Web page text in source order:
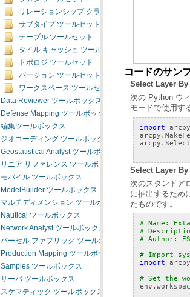
リレーションシップ クラス ツールセット
サブタイプ ツールセット
テーブル ツールセット
タイル キャッシュ ツールセット
トポロジ ツールセット
バージョン ツールセット
ワークスペース ツールセット
Data Reviewer ツールボックス
Defense Mapping ツールボックス
編集ツールボックス
ジオコーディング ツールボックス
Geostatistical Analyst ツールボックス
リニア リファレンス ツールボックス
モバイル ツールボックス
ModelBuilder ツールボックス
マルチディメンション ツールボックス
Nautical ツールボックス
Network Analyst ツールボックス
パーセル ファブリック ツールボックス
Production Mapping ツールボックス
Samples ツールボックス
サーバ ツールボックス
スケマティック ツールボックス
コードのサン
Select Layer By
モードで使用す
import arcpy
arcpy .
arcpy .
Select Layer By
たものです。
# Name:
#
# Author:
# Import
import arcpy
# Set the
env .